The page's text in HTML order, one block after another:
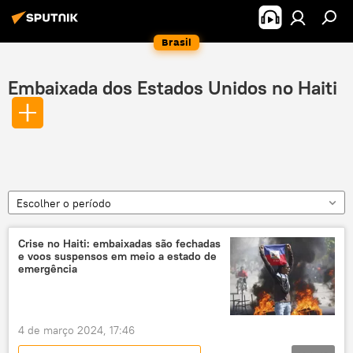
Brasil
Embaixada dos Estados Unidos no Haiti
Escolher o período
Crise no Haiti: embaixadas são fechadas
e voos suspensos em meio a estado de
emergência
4 de março 2024, 17:46